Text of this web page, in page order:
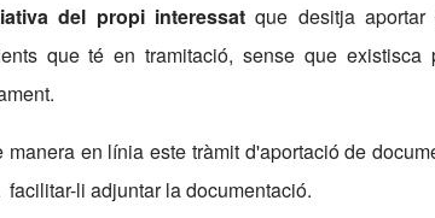
del propi interessatque desitja aportar
que té en tramitació, sense que
manera en línia este tràmit d'aportació de
facilitar-li adjuntar la documentació.